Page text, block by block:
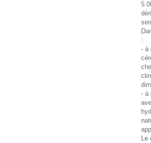
5
:
- à
- à
Le